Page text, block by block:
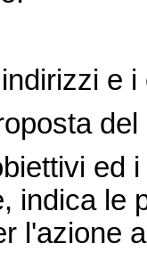
e i
del
ed i
indica le
l'azione